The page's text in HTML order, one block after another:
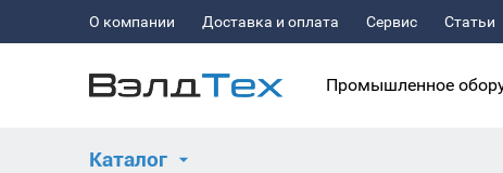
О компании Доставка и оплата Сервис Статьи
Промышленное
Каталог